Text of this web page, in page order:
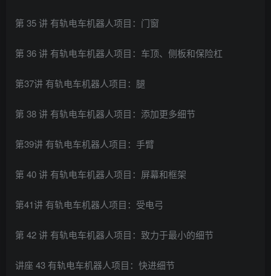
第 35 讲 有轨电车机器人项目：门窗
第 36 讲 有轨电车机器人项目：车顶、侧板和保险杠
第37讲 有轨电车机器人项目：腿
第 38 讲 有轨电车机器人项目：添加更多细节
第39讲 有轨电车机器人项目：手臂
第 40 讲 有轨电车机器人项目：屏幕和框架
第41讲 有轨电车机器人项目：受电弓
第 42 讲 有轨电车机器人项目：致力于最小的细节
讲座 43 有轨电车机器人项目：快进细节